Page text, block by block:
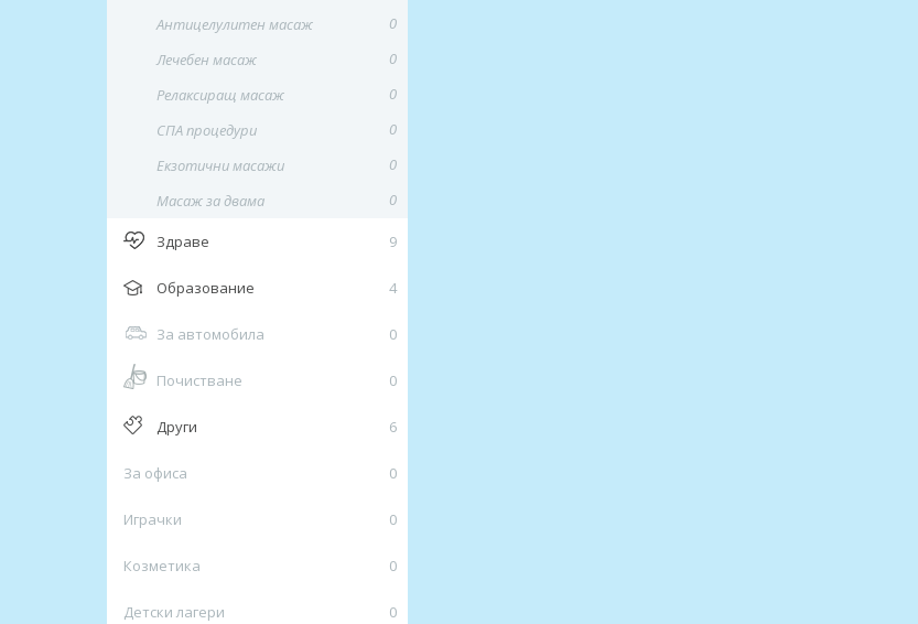
Антицелулитен масаж
0
Лечебен масаж
0
Релаксиращ масаж
0
СПА процедури
0
Екзотични масажи
0
Mасаж за двама
0
Здраве 9
Образование 4
За автомобила 0
Почистване 0
Други 6
За офиса 0
Играчки 0
Козметика 0
Детски лагери 0